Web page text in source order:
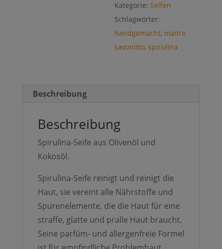
Kategorie: Seifen
Schlagwörter:
handgemacht, maitre
savonitto, spirulina
Beschreibung
Beschreibung
Spirulina-Seife aus Olivenöl und
Kokosöl.
Spirulina-Seife reinigt und reinigt die
Haut, sie vereint alle Nährstoffe und
Spurenelemente, die die Haut für eine
straffe, glatte und pralle Haut braucht.
Seine parfüm- und allergenfreie Formel